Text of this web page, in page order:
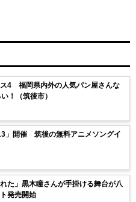
4 福岡県内外の人気パン屋さんな
！（筑後市）
」開催 筑後の無料アニメソングイ
れた」黒木瞳さんが手掛ける舞台が八
発売開始